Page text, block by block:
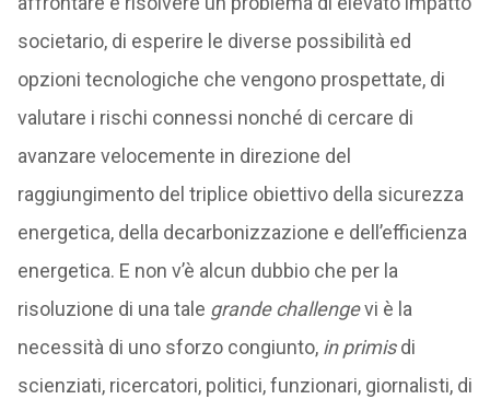
societario, di esperire le diverse possibilità ed
opzioni tecnologiche che vengono prospettate, di
valutare i rischi connessi nonché di cercare di
avanzare velocemente in direzione del
raggiungimento del triplice obiettivo della sicurezza
energetica, della decarbonizzazione e dell’efficienza
energetica. E non v’è alcun dubbio che per la
risoluzione di una tale grande challengevi è la
necessità di uno sforzo congiunto, in primisdi
scienziati, ricercatori, politici, funzionari, giornalisti, di